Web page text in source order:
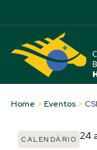
Home > Eventos >
CALENDÁRIO 24